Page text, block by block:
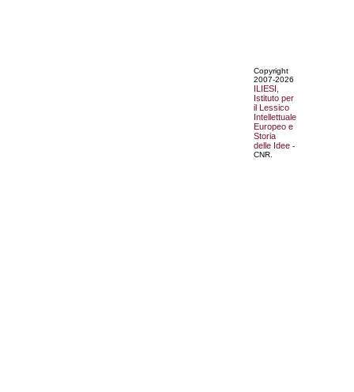
Copyright
2007-2026
ILIESI,
Istituto per
il Lessico
Intellettuale
Europeo e
Storia
delle Idee -
CNR.